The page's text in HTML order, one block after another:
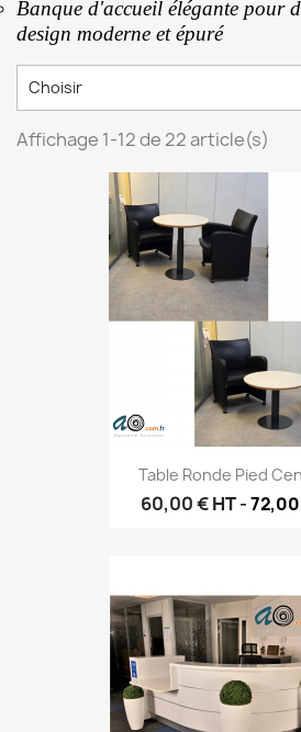
Banque d'accueil élégante pour
design moderne et épuré
Choisir
Affichage 1-12 de 22 article(s)
Table Ronde Pied
60,00 €HT-72,00